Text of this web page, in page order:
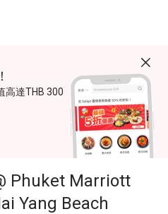
高達THB 300
Phuket Marriott
Yang Beach